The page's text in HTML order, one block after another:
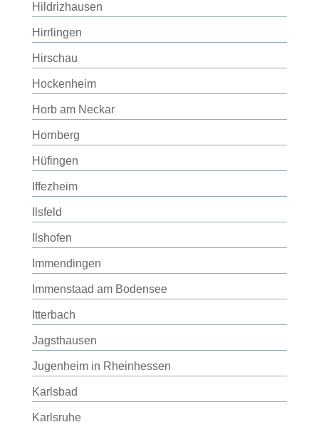
Hildrizhausen
Hirrlingen
Hirschau
Hockenheim
Horb am Neckar
Hornberg
Hüfingen
Iffezheim
Ilsfeld
Ilshofen
Immendingen
Immenstaad am Bodensee
Itterbach
Jagsthausen
Jugenheim in Rheinhessen
Karlsbad
Karlsruhe